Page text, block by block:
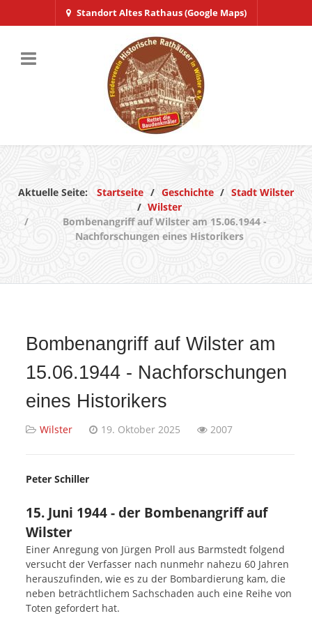
Standort Altes Rathaus (Google Maps)
Aktuelle Seite: Startseite Geschichte
Stadt Wilster
Wilster
Bombenangriff auf Wilster am 15.06.1944 -
Nachforschungen eines Historikers
Bombenangriff auf Wilster am
15.06.1944 - Nachforschungen
eines Historikers
Wilster 19. Oktober 2025 2007
Peter Schiller
15. Juni 1944 - der Bombenangriff auf
Wilster
Einer Anregung von Jürgen Proll aus Barmstedt folgend
versucht der Verfasser nach nunmehr nahezu 60 Jahren
herauszufinden, wie es zu der Bombardierung kam, die
neben beträchtlichem Sachschaden auch eine Reihe von
Toten gefordert hat.